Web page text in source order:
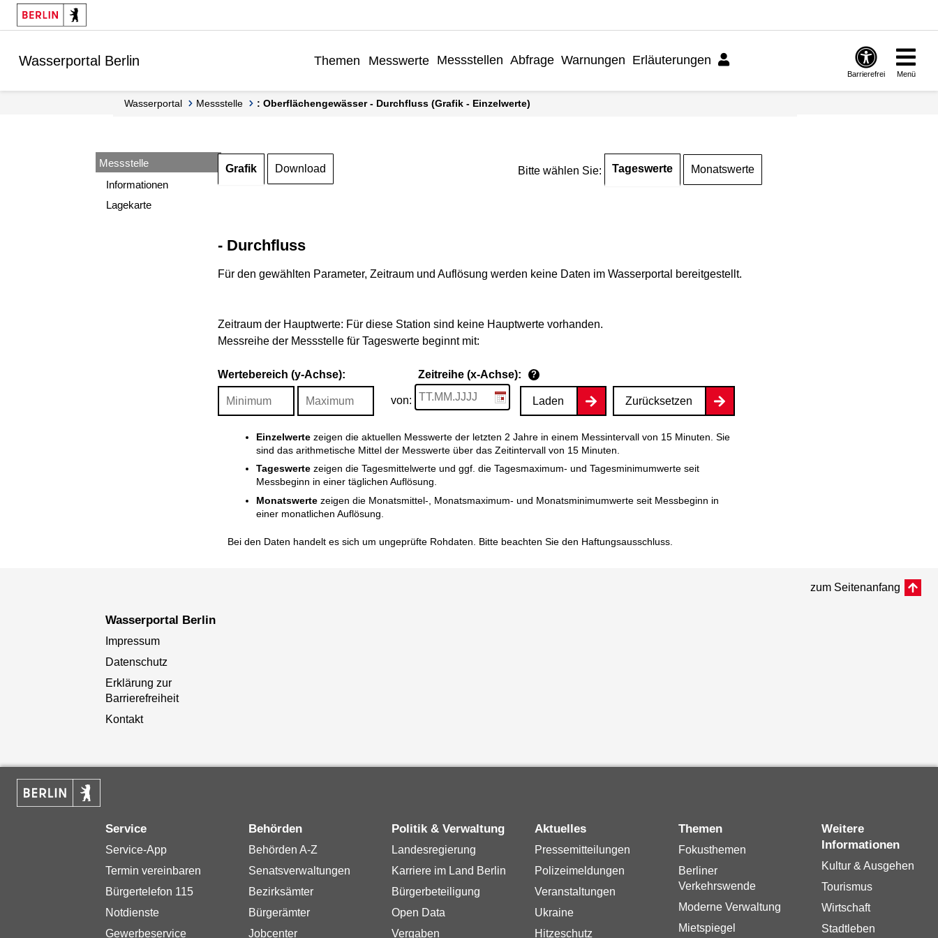
Springe zur Navigation
Springe zum Inhalt
Wasserportal Berlin Themen Messwerte Messstellen Abfrage Warnungen Erläuterungen
Barrierefrei Menü
Wasserportal Messstelle : Oberflächengewässer - Durchfluss (Grafik - Einzelwerte)
Messstelle
Informationen
Lagekarte
Grafik Download Bitte wählen Sie: Tageswerte Monatswerte
- Durchfluss
Für den gewählten Parameter, Zeitraum und Auflösung werden keine Daten im Wasserportal bereitgestellt.
Zeitraum der Hauptwerte: Für diese Station sind keine Hauptwerte vorhanden.
Messreihe der Messstelle für Tageswerte beginnt mit:
Wertebereich (y-Achse): Zeitreihe (x-Achse): ?
von: Laden Zurücksetzen
Einzelwertezeigen die aktuellen Messwerte der letzten 2 Jahre in einem Messintervall von 15 Minuten. Sie
sind das arithmetische Mittel der Messwerte über das Zeitintervall von 15 Minuten.
Tageswertezeigen die Tagesmittelwerte und ggf. die Tagesmaximum- und Tagesminimumwerte seit
Messbeginn in einer täglichen Auflösung.
Monatswertezeigen die Monatsmittel-, Monatsmaximum- und Monatsminimumwerte seit Messbeginn in
einer monatlichen Auflösung.
Bei den Daten handelt es sich um ungeprüfte Rohdaten. Bitte beachten Sie den Haftungsausschluss.
zum Seitenanfang
Wasserportal Berlin
Impressum
Datenschutz
Erklärung zur
Barrierefreiheit
Kontakt
Service
Service-App
Termin vereinbaren
Bürgertelefon 115
Notdienste
Gewerbeservice
Behörden
Behörden A-Z
Senatsverwaltungen
Bezirksämter
Bürgerämter
Jobcenter
Politik & Verwaltung
Landesregierung
Karriere im Land Berlin
Bürgerbeteiligung
Open Data
Vergaben
Aktuelles
Pressemitteilungen
Polizeimeldungen
Veranstaltungen
Ukraine
Hitzeschutz
Themen
Fokusthemen
Berliner
Verkehrswende
Moderne Verwaltung
Mietspiegel
Weitere
Informationen
Kultur & Ausgehen
Tourismus
Wirtschaft
Stadtleben